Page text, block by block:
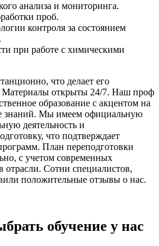
анализа и мониторинга.
проб.
контроля за состоянием
при работе с химическими
что делает его
Материалы открыты 24/7. Наш проф
образование с акцентом на
знаний. Мы имеем официальную
деятельность и
что подтверждает
План переподготовки
с учетом современных
отрасли. Сотни специалистов,
положительные отзывы о нас.
обучение у нас